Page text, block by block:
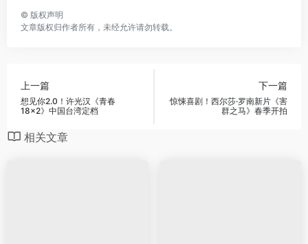
© 版权声明
文章版权归作者所有，未经允许请勿转载。
上一篇
想见你2.0！许光汉《青春
18×2》中国台湾定档
下一篇
惊悚喜剧！西尔莎·罗南新片《害
群之马》春季开拍
相关文章